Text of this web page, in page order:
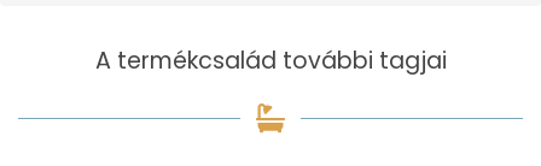
A termékcsalád további tagjai